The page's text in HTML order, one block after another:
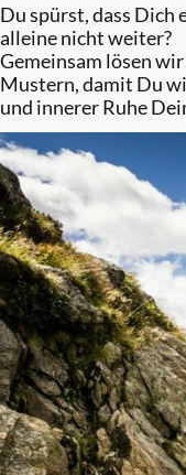
Du spürst, dass Dich
alleine nicht weiter?
Gemeinsam lösen
Mustern, damit Du
und innerer Ruhe